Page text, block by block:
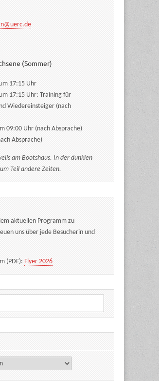
(Sommer)
17:15 Uhr
17:15 Uhr: Training für
Wiedereinsteiger (nach
09:00 Uhr (nach Absprache)
Absprache)
am Bootshaus. In der dunklen
Teil andere Zeiten.
aktuellen Programm zu
uns über jede Besucherin und
(PDF):Flyer 2026